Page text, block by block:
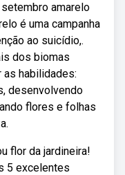
amarelo
é uma campanha
ao suicídio,.
dos biomas
as habilidades:
desenvolvendo
flores e folhas
flor da jardineira!
5 excelentes